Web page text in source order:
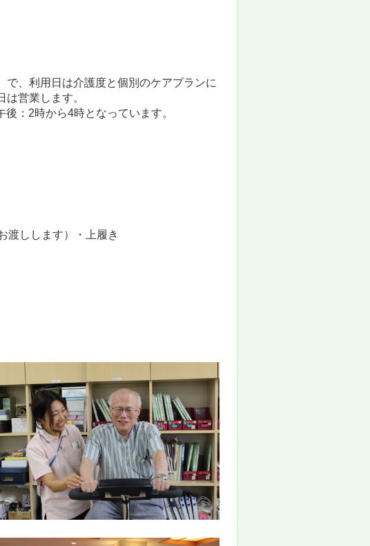
、利用日は介護度と個別のケアプランに
営業します。
：2時から4時となっています。
渡しします）・上履き